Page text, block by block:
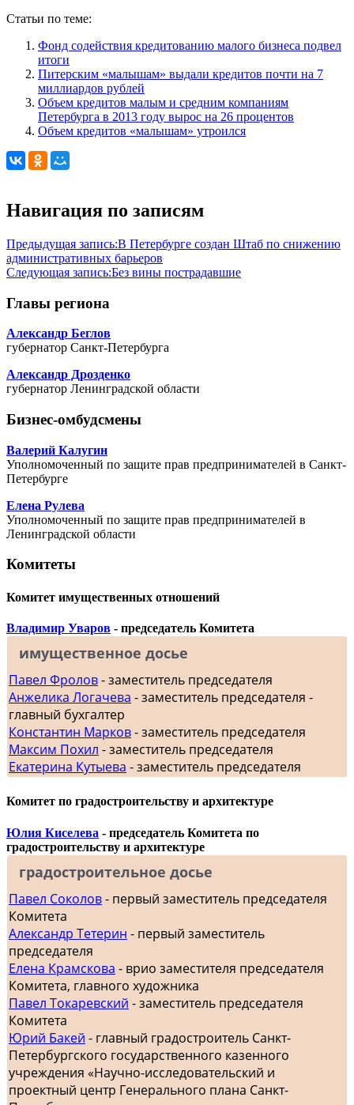
Статьи по теме:
Фонд содействия кредитованию малого бизнеса подвел
итоги
Питерским «малышам» выдали кредитов почти на 7
миллиардов рублей
Объем кредитов малым и средним компаниям
Петербурга в 2013 году вырос на 26 процентов
Объем кредитов «малышам» утроился
Навигация по записям
Предыдущая запись:В Петербурге создан Штаб по снижению
административных барьеров
Следующая запись:Без вины пострадавшие
Главы региона
Александр Беглов
губернатор Санкт-Петербурга
Александр Дрозденко
губернатор Ленинградской области
Бизнес-омбудсмены
Валерий Калугин
Уполномоченный по защите прав предпринимателей в Санкт-
Петербурге
Елена Рулева
Уполномоченный по защите прав предпринимателей в
Ленинградской области
Комитеты
Комитет имущественных отношений
Владимир Уваров - председатель Комитета
имущественное досье
Павел Фролов- заместитель председателя
Анжелика Логачева - заместитель председателя -
главный бухгалтер
Константин Марков- заместитель председателя
Максим Похил - заместитель председателя
Екатерина Кутыева - заместитель председателя
Комитет по градостроительству и архитектуре
Юлия Киселева - председатель Комитета по
градостроительству и архитектуре
градостроительное досье
Павел Соколов- первый заместитель председателя
Комитета
Александр Тетерин - первый заместитель
председателя
Елена Крамскова - врио заместителя председателя
Комитета, главного художника
Павел Токаревский - заместитель председателя
Комитета
Юрий Бакей - главный градостроитель Санкт-
Петербургского государственного казенного
учреждения «Научно-исследовательский и
проектный центр Генерального плана Санкт-